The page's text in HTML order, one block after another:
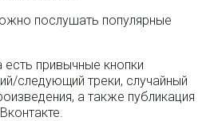
послушать популярные
привычные кнопки
следующий треки, случайный
а также публикация